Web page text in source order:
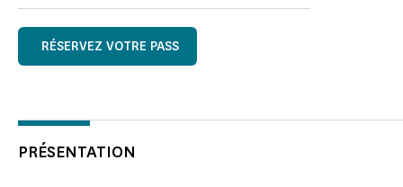
RÉSERVEZ VOTRE PASS
PRÉSENTATION